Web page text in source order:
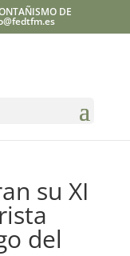
DE
su XI
del